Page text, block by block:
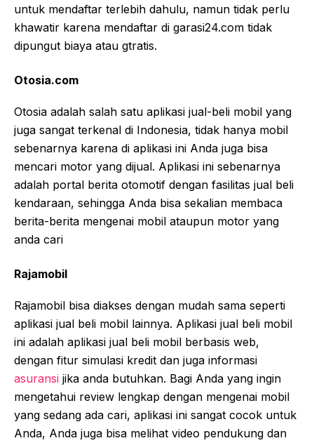
untuk mendaftar terlebih dahulu, namun tidak perlu
khawatir karena mendaftar di garasi24.com tidak
dipungut biaya atau gtratis.
Otosia.com
Otosia adalah salah satu aplikasi jual-beli mobil yang
juga sangat terkenal di Indonesia, tidak hanya mobil
sebenarnya karena di aplikasi ini Anda juga bisa
mencari motor yang dijual. Aplikasi ini sebenarnya
adalah portal berita otomotif dengan fasilitas jual beli
kendaraan, sehingga Anda bisa sekalian membaca
berita-berita mengenai mobil ataupun motor yang
anda cari
Rajamobil
Rajamobil bisa diakses dengan mudah sama seperti
aplikasi jual beli mobil lainnya. Aplikasi jual beli mobil
ini adalah aplikasi jual beli mobil berbasis web,
dengan fitur simulasi kredit dan juga informasi
asuransi jika anda butuhkan. Bagi Anda yang ingin
mengetahui review lengkap dengan mengenai mobil
yang sedang ada cari, aplikasi ini sangat cocok untuk
Anda, Anda juga bisa melihat video pendukung dan